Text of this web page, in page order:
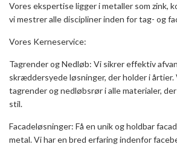
Vores ekspertise ligger i metaller som zink,
vi mestrer alle discipliner inden for tag- og
Vores Kerneservice:
Tagrender og Nedløb: Vi sikrer effektiv
skræddersyede løsninger, der holder i
tagrender og nedløbsrør i alle materialer,
stil.
Facadeløsninger: Få en unik og holdbar
metal. Vi har en bred erfaring indenfor